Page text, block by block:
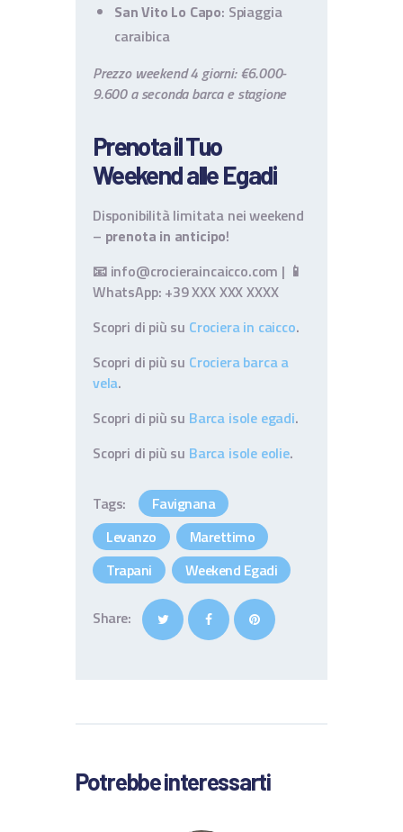
San Vito Lo Capo: Spiaggia
caraibica
Prezzo weekend 4 giorni: €6.000-
9.600 a seconda barca e stagione
Prenota il Tuo
Weekend alle Egadi
Disponibilità limitata nei weekend
– prenota in anticipo!
📧 info@crocieraincaicco.com | 📱
WhatsApp: +39 XXX XXX XXXX
Scopri di più su Crociera in caicco.
Scopri di più su Crociera barca a
vela.
Scopri di più su Barca isole egadi.
Scopri di più su Barca isole eolie.
Tags:
Favignana
Levanzo
Marettimo
Trapani
Weekend Egadi
Share:
Potrebbe interessarti